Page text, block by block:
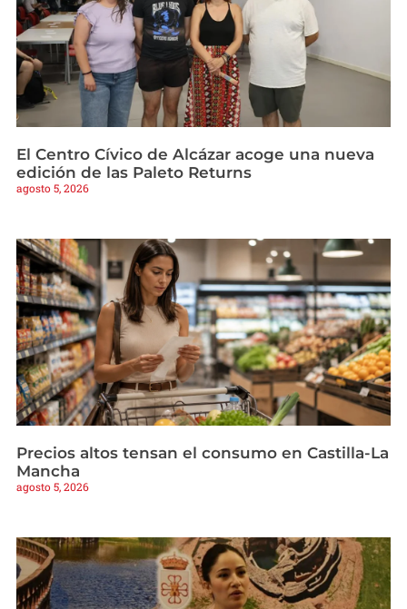
El Centro Cívico de Alcázar acoge una nueva
edición de las Paleto Returns
agosto 5, 2026
Precios altos tensan el consumo en Castilla-La
Mancha
agosto 5, 2026